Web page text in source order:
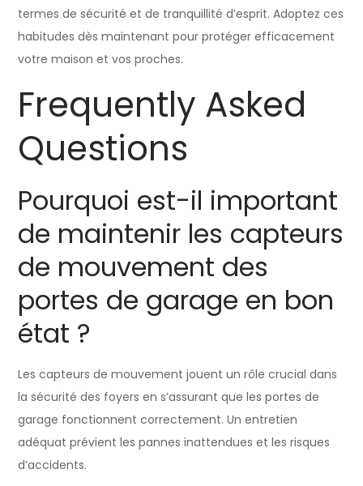
termes de sécurité et de tranquillité d’esprit. Adoptez ces
habitudes dès maintenant pour protéger efficacement
votre maison et vos proches.
Frequently Asked
Questions
Pourquoi est-il important
de maintenir les capteurs
de mouvement des
portes de garage en bon
état ?
Les capteurs de mouvement jouent un rôle crucial dans
la sécurité des foyers en s’assurant que les portes de
garage fonctionnent correctement. Un entretien
adéquat prévient les pannes inattendues et les risques
d’accidents.